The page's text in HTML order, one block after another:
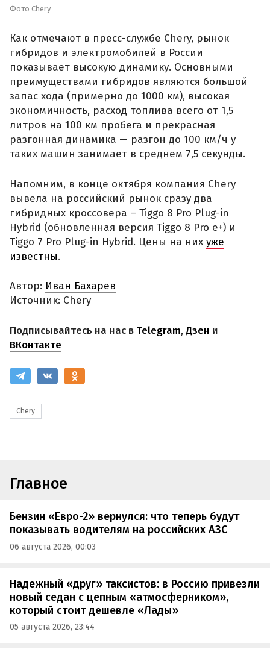
Фото Chery
Как отмечают в пресс-службе Chery, рынок
гибридов и электромобилей в России
показывает высокую динамику. Основными
преимуществами гибридов являются большой
запас хода (примерно до 1000 км), высокая
экономичность, расход топлива всего от 1,5
литров на 100 км пробега и прекрасная
разгонная динамика — разгон до 100 км/ч у
таких машин занимает в среднем 7,5 секунды.
Напомним, в конце октября компания Chery
вывела на российский рынок сразу два
гибридных кроссовера – Tiggo 8 Pro Plug-in
Hybrid (обновленная версия Tiggo 8 Pro e+) и
Tiggo 7 Pro Plug-in Hybrid. Цены на них уже
известны.
Автор: Иван Бахарев
Источник: Chery
Подписывайтесь на нас в Telegram,Дзен и
ВКонтакте
Chery
Главное
Бензин «Евро-2» вернулся: что теперь будут
показывать водителям на российских АЗС
06 августа 2026, 00:03
Надежный «друг» таксистов: в Россию привезли
новый седан с цепным «атмосферником»,
который стоит дешевле «Лады»
05 августа 2026, 23:44